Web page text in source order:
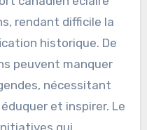
font face à
héritage en raison
de la couverture
nécessité d’un
continu. Le
canadien éclaire